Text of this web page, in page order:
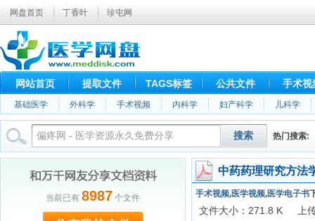
网盘首页 丁香叶 珍屯网
网站首页 提取文件 TAGS标签 公共文件 手术视
基础医学 外科学 手术视频 内科学 妇产科学 儿科学
搜索 热门搜索:
腹腔镜 切除术 根治术 切
当前已有 8987 个文件
中药药理研究方法
手术视频,医学视频,医学电子书
文件大小：271.8 K
上